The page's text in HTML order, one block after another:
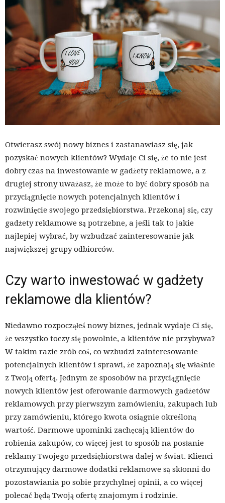
Otwierasz swój nowy biznes i zastanawiasz się, jak
pozyskać nowych klientów? Wydaje Ci się, że to nie jest
dobry czas na inwestowanie w gadżety reklamowe, a z
drugiej strony uważasz, że może to być dobry sposób na
przyciągnięcie nowych potencjalnych klientów i
rozwinięcie swojego przedsiębiorstwa. Przekonaj się, czy
gadżety reklamowe są potrzebne, a jeśli tak to jakie
najlepiej wybrać, by wzbudzać zainteresowanie jak
największej grupy odbiorców.
Czy warto inwestować w gadżety
reklamowe dla klientów?
Niedawno rozpocząłeś nowy biznes, jednak wydaje Ci się,
że wszystko toczy się powolnie, a klientów nie przybywa?
W takim razie zrób coś, co wzbudzi zainteresowanie
potencjalnych klientów i sprawi, że zapoznają się właśnie
z Twoją ofertą. Jednym ze sposobów na przyciągnięcie
nowych klientów jest oferowanie darmowych gadżetów
reklamowych przy pierwszym zamówieniu, zakupach lub
przy zamówieniu, którego kwota osiągnie określoną
wartość. Darmowe upominki zachęcają klientów do
robienia zakupów, co więcej jest to sposób na posłanie
reklamy Twojego przedsiębiorstwa dalej w świat. Klienci
otrzymujący darmowe dodatki reklamowe są skłonni do
pozostawiania po sobie przychylnej opinii, a co więcej
polecać będą Twoją ofertę znajomym i rodzinie.